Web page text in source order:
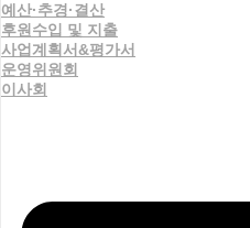
예산·추경·결산
후원수입 및 지출
사업계획서&평가서
운영위원회
이사회